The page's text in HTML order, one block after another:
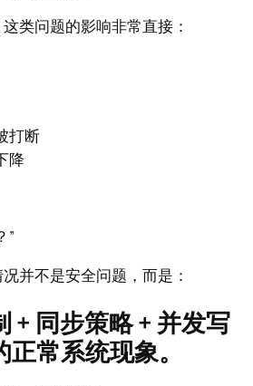
类问题的影响非常直接：
打断
降
”
并不是安全问题，而是：
+ 同步策略 + 并发写
常系统现象。